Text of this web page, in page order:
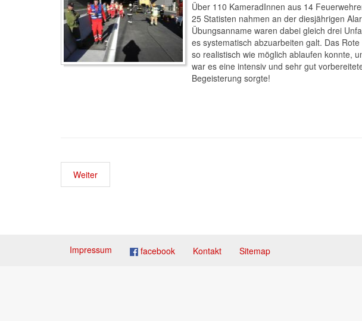
Über 110 KameradInnen aus 14
25 Statisten nahmen an der diesjährigen
Übungsanname waren dabei gleich drei
es systematisch abzuarbeiten galt. Das
so realistisch wie möglich ablaufen konnte,
war es eine intensiv und sehr gut
Begeisterung sorgte!
Weiter
Impressum facebook Kontakt Sitemap